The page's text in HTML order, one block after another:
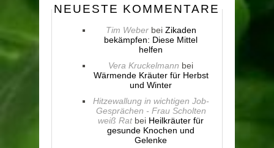
NEUESTE KOMMENTARE
Tim Weberbei Zikaden
bekämpfen: Diese Mittel
helfen
Vera Kruckelmann bei
Wärmende Kräuter für Herbst
und Winter
Hitzewallung in wichtigen Job-
Gesprächen - Frau Scholten
weiß Ratbei Heilkräuter für
gesunde Knochen und
Gelenke